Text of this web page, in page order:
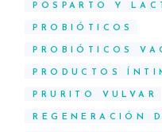
POSPARTO Y
PROBIÓTICOS
PROBIÓTICOS
PRODUCTOS
PRURITO VULVAR
REGENERACIÓN